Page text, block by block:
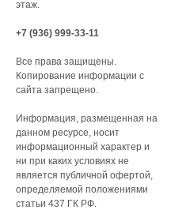
этаж.
+7 (936) 999-33-11
Все права защищены.
Копирование информации с
сайта запрещено.
Информация, размещенная на
данном ресурсе, носит
информационный характер и
ни при каких условиях не
является публичной офертой,
определяемой положениями
статьи 437 ГК РФ.